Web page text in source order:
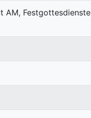
AM, Festgottesdienste